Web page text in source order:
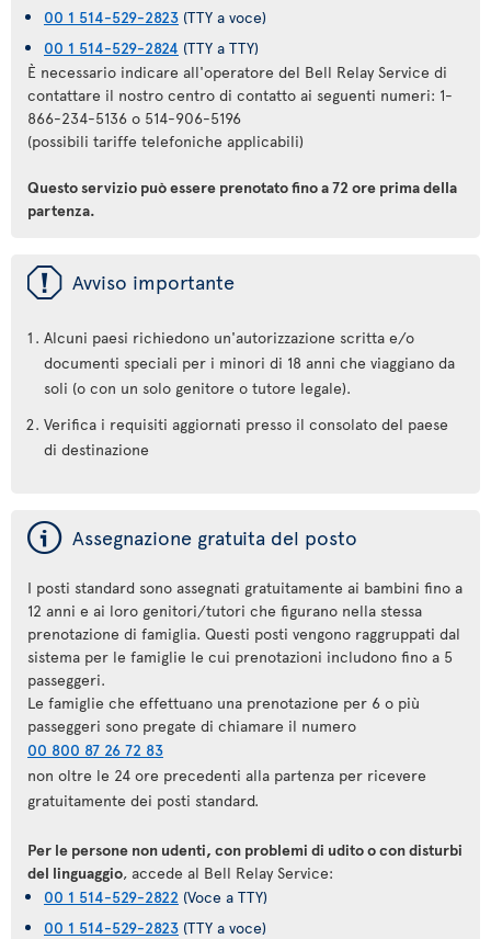
00 1 514-529-2823 (TTY a voce)
00 1 514-529-2824 (TTY a TTY)
È necessario indicare all'operatore del Bell Relay Service di
contattare il nostro centro di contatto ai seguenti numeri: 1-
866-234-5136 o 514-906-5196
(possibili tariffe telefoniche applicabili)
Questo servizio può essere prenotato fino a 72 ore prima della
partenza.
ü Avviso importante
Alcuni paesi richiedono un'autorizzazione scritta e/o
documenti speciali per i minori di 18 anni che viaggiano da
soli (o con un solo genitore o tutore legale).
Verifica i requisiti aggiornati presso il consolato del paese
di destinazione
ý Assegnazione gratuita del posto
I posti standard sono assegnati gratuitamente ai bambini fino a
12 anni e ai loro genitori/tutori che figurano nella stessa
prenotazione di famiglia. Questi posti vengono raggruppati dal
sistema per le famiglie le cui prenotazioni includono fino a 5
passeggeri.
Le famiglie che effettuano una prenotazione per 6 o più
passeggeri sono pregate di chiamare il numero
00 800 87 26 72 83
non oltre le 24 ore precedenti alla partenza per ricevere
gratuitamente dei posti standard.
Per le persone non udenti, con problemi di udito o con disturbi
del linguaggio, accede al Bell Relay Service:
00 1 514-529-2822 (Voce a TTY)
00 1 514-529-2823 (TTY a voce)